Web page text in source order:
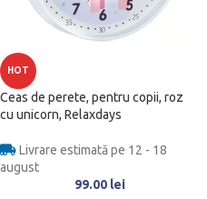
HOT
Ceas de perete, pentru copii, roz
cu unicorn, Relaxdays
Livrare estimată pe 12 - 18
august
99.00 lei